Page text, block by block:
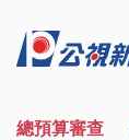
總預算審查